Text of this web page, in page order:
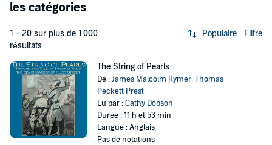
les catégories
1 - 20 sur plus de 1 000
résultats
Populaire Filtre
The String of Pearls
De :James Malcolm Rymer,Thomas
Peckett Prest
Lu par :Cathy Dobson
Durée : 11 h et 53 min
Langue : Anglais
Pas de notations